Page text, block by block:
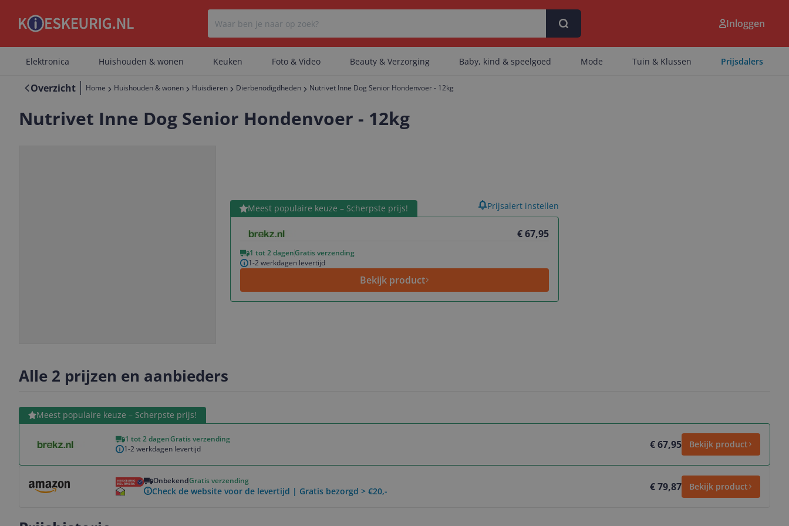
Er zijn geen categorieën gevonden.
Er zijn geen artikelen gevonden.
Inloggen
Elektronica Huishouden & wonen Keuken Foto & Video Beauty & Verzorging Baby, kind & speelgoed Mode Tuin & Klussen Prijsdalers
Overzicht Home Huishouden & wonen Huisdieren Dierbenodigdheden Nutrivet Inne Dog Senior Hondenvoer - 12kg
Nutrivet Inne Dog Senior Hondenvoer - 12kg
Meest populaire keuze – Scherpste prijs!
€ 67,95
1 tot 2 dagenGratis verzending
1-2 werkdagen levertijd
Bekijk product
Bekijk product Prijsalert instellen
Alle 2 prijzen en aanbieders
Meest populaire keuze – Scherpste prijs!
1 tot 2 dagenGratis verzending
1-2 werkdagen levertijd
€ 67,95 Bekijk product
Bekijk product
OnbekendGratis verzending
Check de website voor de levertijd | Gratis bezorgd > €20,- € 79,87 Bekijk product